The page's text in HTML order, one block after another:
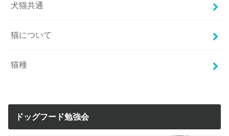
犬猫共通
猫について
猫種
ドッグフード勉強会